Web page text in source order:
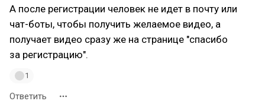
А после регистрации человек не идет в почту или
чат-боты, чтобы получить желаемое видео, а
получает видео сразу же на странице "спасибо
за регистрацию".
1
Ответить